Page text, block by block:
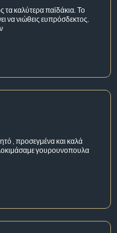
τα καλύτερα παϊδάκια. Το
να νιώθεις ευπρόσδεκτος.
, προσεγμένα και καλά
γουρουνοπουλα